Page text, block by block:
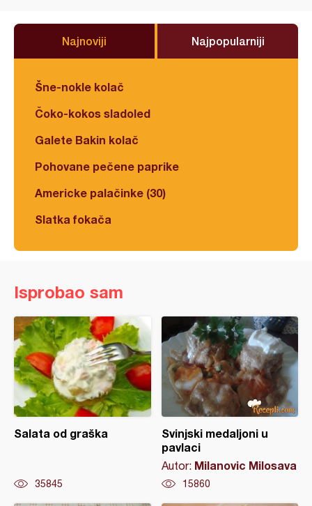
Najnoviji Najpopularniji
Šne-nokle kolač
Čoko-kokos sladoled
Galete Bakin kolač
Pohovane pečene paprike
Americke palačinke (30)
Slatka fokača
Isprobao sam
Salata od graška
35845
Svinjski medaljoni u
pavlaci
Autor: Milanovic Milosava
15860